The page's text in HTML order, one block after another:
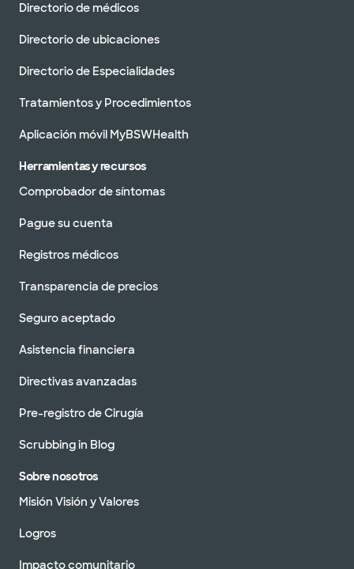
Directorio de médicos
Directorio de ubicaciones
Directorio de Especialidades
Tratamientos y Procedimientos
Aplicación móvil MyBSWHealth
Herramientas y recursos
Comprobador de síntomas
Pague su cuenta
Registros médicos
Transparencia de precios
Seguro aceptado
Asistencia financiera
Directivas avanzadas
Pre-registro de Cirugía
Scrubbing in Blog
Sobre nosotros
Misión Visión y Valores
Logros
Impacto comunitario